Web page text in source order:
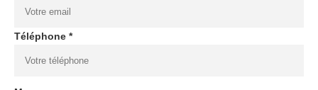
Téléphone *